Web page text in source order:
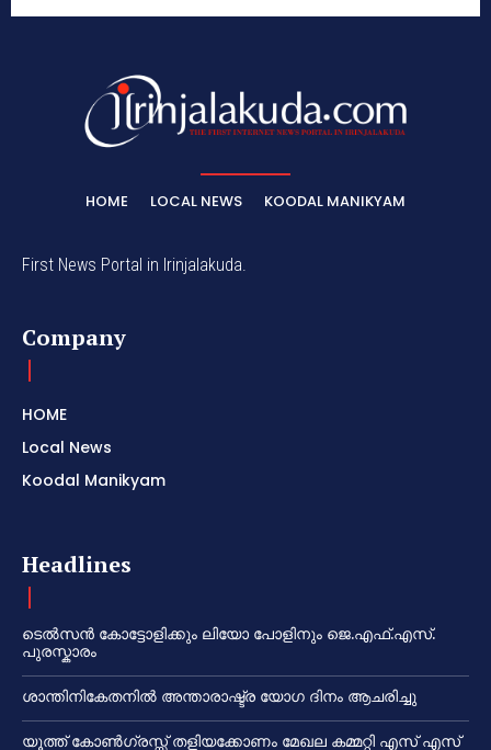
HOME LOCAL NEWS KOODAL MANIKYAM
First News Portal in Irinjalakuda.
Company
HOME
Local News
Koodal Manikyam
Headlines
ടെൽസൻ കോട്ടോളിക്കും ലിയോ പോളിനും ജെ.എഫ്.എസ്.
പുരസ്കാരം
ശാന്തിനികേതനിൽ അന്താരാഷ്ട്ര യോഗ ദിനം ആചരിച്ചു
യൂത്ത് കോൺഗ്രസ്സ് തളിയക്കോണം മേഖല കമ്മറ്റി എസ് എസ്